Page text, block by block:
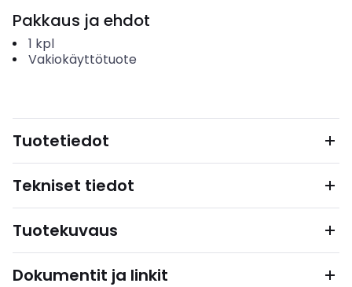
Pakkaus ja ehdot
1 kpl
Vakiokäyttötuote
Tuotetiedot
Tekniset tiedot
Tuotekuvaus
Dokumentit ja linkit